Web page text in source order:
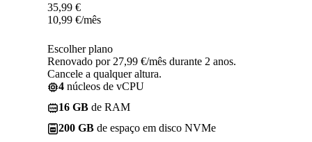
35,99 €
10,99 €/mês
Escolher plano
Renovado por 27,99 €/mês durante 2 anos.
Cancele a qualquer altura.
4 núcleos de vCPU
16 GB de RAM
200 GB de espaço em disco NVMe